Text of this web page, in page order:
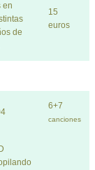
en
de
15
euros
6+7
canciones